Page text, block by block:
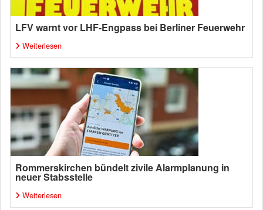
LFV warnt vor LHF-Engpass bei Berliner Feuerwehr
Weiterlesen
Rommerskirchen bündelt zivile Alarmplanung in
neuer Stabsstelle
Weiterlesen